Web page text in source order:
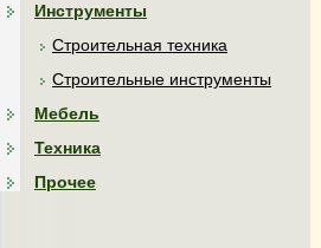
Инструменты
Строительная техника
Строительные инструменты
Мебель
Техника
Прочее